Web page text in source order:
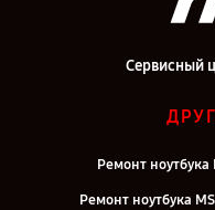
Сервисный
Ремонт ноутбука
Ремонт ноутбука